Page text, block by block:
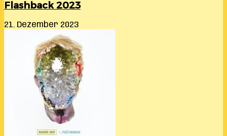
Flashback 2023
21. Dezember 2023